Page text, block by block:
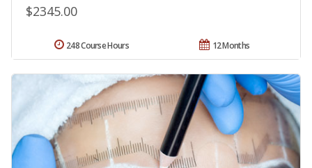
$2345.00
12 Months
248 Course Hours